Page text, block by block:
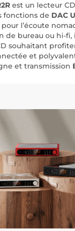
est un lecteur
fonctions de DAC
pour l’écoute
de bureau ou hi-fi,
souhaitant
et
et transmission